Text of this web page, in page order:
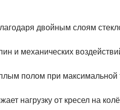
двойным слоям
и механических
полом при максимальной
нагрузку от кресел на